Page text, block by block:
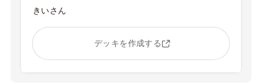
きいさん
デッキを作成する